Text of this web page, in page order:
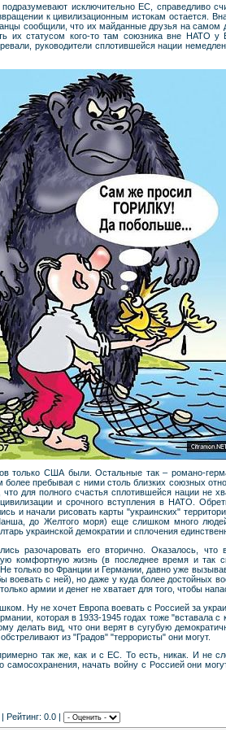
подразумевают исключительно ЕС,
к цивилизационным истокам остается.
сообщили, что их майданные друзья на самом
их статусом кого-то там союзника вне НАТО у
руководители сплотившейся нации
только США были. Остальные так – романо-
более пребывая с ними столь близких союзных
для полного счастья сплотившейся нации не
и срочного вступления в НАТО.
и начали рисовать карты "украинских"
до Желтого моря) еще слишком много
украинской демократии и сплочения
разочаровать его вторично. Оказалось,
комфортную жизнь (в последнее время и так
только во Франции и Германии, давно уже
воевать с ней), но даже у куда более достойных
армии и денег не хватает для того, чтобы
Ну не хочет Европа воевать с Россией за
которая в 1933-1945 годах тоже "вставала
делать вид, что они верят в сугубую
из "Градов" "террористы" они могут.
так же, как и с ЕС. То есть, никак. И не
самосохранения, начать войну с Россией они
| Рейтинг: 0.0 |